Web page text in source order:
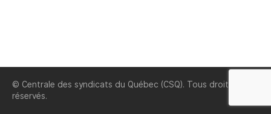
© Centrale des syndicats du Québec (CSQ). Tous droits
réservés.